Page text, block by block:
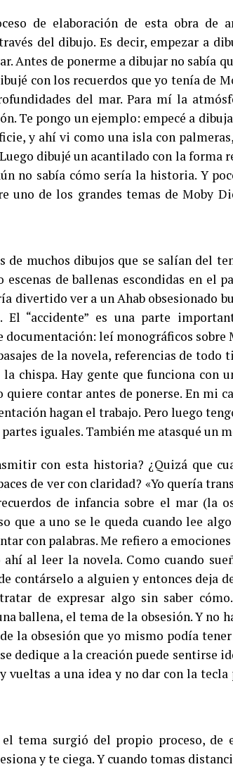
de elaboración de esta obra de
del dibujo. Es decir, empezar a
Antes de ponerme a dibujar no sabía
con los recuerdos que yo tenía de
del mar. Para mí la
Te pongo un ejemplo: empecé a
y ahí vi como una isla con
dibujé un acantilado con la forma
no sabía cómo sería la historia. Y
uno de los grandes temas de Moby
de muchos dibujos que se salían del
de ballenas escondidas en el
divertido ver a un Ahab obsesionado
El “accidente” es una parte
documentación: leí monográficos
de la novela, referencias de
chispa. Hay gente que funciona con
contar antes de ponerse. En mi
hagan el trabajo. Pero luego
iguales. También me atasqué un
con esta historia? ¿Quizá que
de ver con claridad? «Yo quería
de infancia sobre el mar (la
que a uno se le queda cuando lee
con palabras. Me refiero a
ahí al leer la novela. Como cuando
contárselo a alguien y entonces deja
de expresar algo sin saber
ballena, el tema de la obsesión. Y no
la obsesión que yo mismo podía
dedique a la creación puede sentirse
vueltas a una idea y no dar con la
tema surgió del propio proceso, de
y te ciega. Y cuando tomas